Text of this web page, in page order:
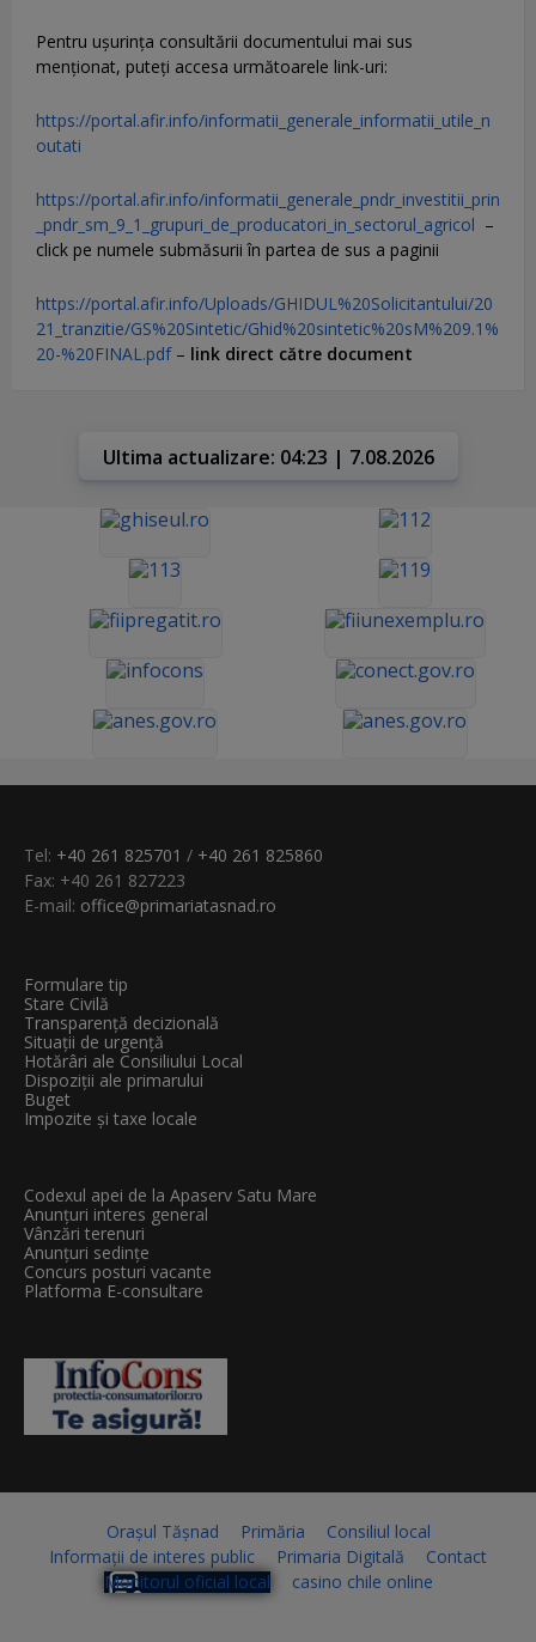
Pentru uşurinţa consultării documentului mai sus
menţionat, puteţi accesa următoarele link-uri:
https://portal.afir.info/informatii_generale_informatii_utile_n
outati
https://portal.afir.info/informatii_generale_pndr_investitii_prin
_pndr_sm_9_1_grupuri_de_producatori_in_sectorul_agricol –
click pe numele submăsurii în partea de sus a paginii
https://portal.afir.info/Uploads/GHIDUL%20Solicitantului/20
21_tranzitie/GS%20Sintetic/Ghid%20sintetic%20sM%209.1%
20-%20FINAL.pdf– link direct către document
Ultima actualizare: 04:23 | 7.08.2026
Tel: +40 261 825701 / +40 261 825860
Fax: +40 261 827223
E-mail: office@primariatasnad.ro
Formulare tip
Stare Civilă
Transparenţă decizională
Situații de urgență
Hotărâri ale Consiliului Local
Dispoziții ale primarului
Buget
Impozite și taxe locale
Codexul apei de la Apaserv Satu Mare
Anunțuri interes general
Vânzări terenuri
Anunțuri sedințe
Concurs posturi vacante
Platforma E-consultare
Orașul Tășnad Primăria
Consiliul local
Informații de interes public
Primaria Digitală
Contact
Monitorul oficial local
casino chile online